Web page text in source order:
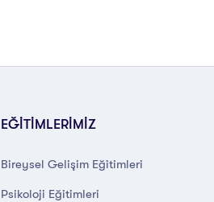
EĞİTİMLERİMİZ
Bireysel Gelişim Eğitimleri
Psikoloji Eğitimleri